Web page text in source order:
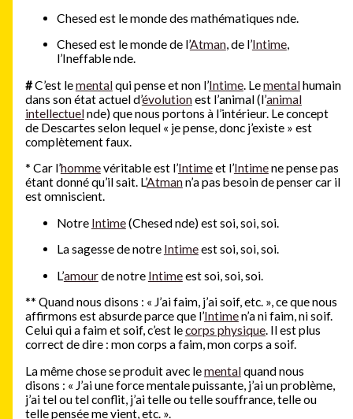
Chesed est le monde des mathématiques nde.
Chesed est le monde de l’Atman, de l’Intime,
l’Ineffable nde.
#C’est lementalqui pense et non l’Intime. Lementalhumain
dans son état actuel d’évolutionest l’animal (l’animal
intellectuelnde) que nous portons à l’intérieur. Le concept
de Descartes selon lequel « je pense, donc j’existe » est
complètement faux.
* Car l’hommevéritable est l’Intimeet l’Intimene pense pas
étant donné qu’il sait. L’Atmann’a pas besoin de penser car il
est omniscient.
Notre Intime(Chesed nde) est soi, soi, soi.
La sagesse de notre Intimeest soi, soi, soi.
L’amourde notre Intimeest soi, soi, soi.
** Quand nous disons : « J’ai faim, j’ai soif, etc. », ce que nous
affirmons est absurde parce que l’Intimen’a ni faim, ni soif.
Celui qui a faim et soif, c’est lecorps physique. Il est plus
correct de dire : mon corps a faim, mon corps a soif.
La même chose se produit avec lementalquand nous
disons : « J’ai une force mentale puissante, j’ai un problème,
j’ai tel ou tel conflit, j’ai telle ou telle souffrance, telle ou
telle pensée me vient, etc. ».